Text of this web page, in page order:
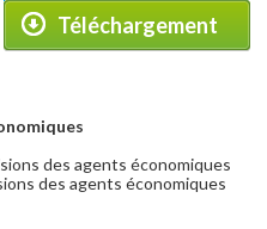
Téléchargement
des agents économiques
des agents économiques